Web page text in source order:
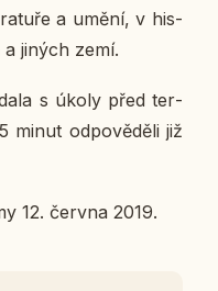
a umění, v his­
jiných zemí.
s úkoly před ter­
minut od­po­vě­dě­li již
12. června 2019.